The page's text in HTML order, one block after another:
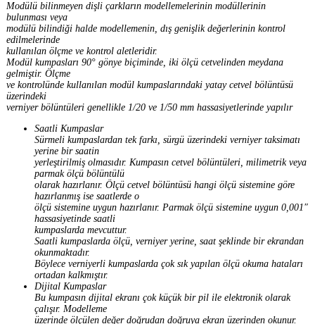
Modülü bilinmeyen dişli çarkların modellemelerinin modüllerinin
bulunması veya
modülü bilindiği halde modellemenin, dış genişlik değerlerinin kontrol
edilmelerinde
kullanılan ölçme ve kontrol aletleridir.
Modül kumpasları 90° gönye biçiminde, iki ölçü cetvelinden meydana
gelmiştir. Ölçme
ve kontrolünde kullanılan modül kumpaslarındaki yatay cetvel bölüntüsü
üzerindeki
verniyer bölüntüleri genellikle 1/20 ve 1/50 mm hassasiyetlerinde yapılır
Saatli Kumpaslar
Sürmeli kumpaslardan tek farkı, sürgü üzerindeki verniyer taksimatı
yerine bir saatin
yerleştirilmiş olmasıdır. Kumpasın cetvel bölüntüleri, milimetrik veya
parmak ölçü bölüntülü
olarak hazırlanır. Ölçü cetvel bölüntüsü hangi ölçü sistemine göre
hazırlanmış ise saatlerde o
ölçü sistemine uygun hazırlanır. Parmak ölçü sistemine uygun 0,001″
hassasiyetinde saatli
kumpaslarda mevcuttur.
Saatli kumpaslarda ölçü, verniyer yerine, saat şeklinde bir ekrandan
okunmaktadır.
Böylece verniyerli kumpaslarda çok sık yapılan ölçü okuma hataları
ortadan kalkmıştır.
Dijital Kumpaslar
Bu kumpasın dijital ekranı çok küçük bir pil ile elektronik olarak
çalışır. Modelleme
üzerinde ölçülen değer doğrudan doğruya ekran üzerinden okunur.